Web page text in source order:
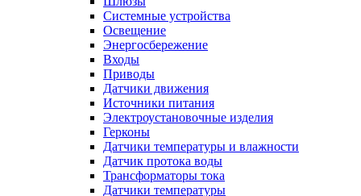
Системные устройства
Освещение
Энергосбережение
Входы
Приводы
Датчики движения
Источники питания
Электроустановочные изделия
Герконы
Датчики температуры и влажности
Датчик протока воды
Трансформаторы тока
Датчики температуры